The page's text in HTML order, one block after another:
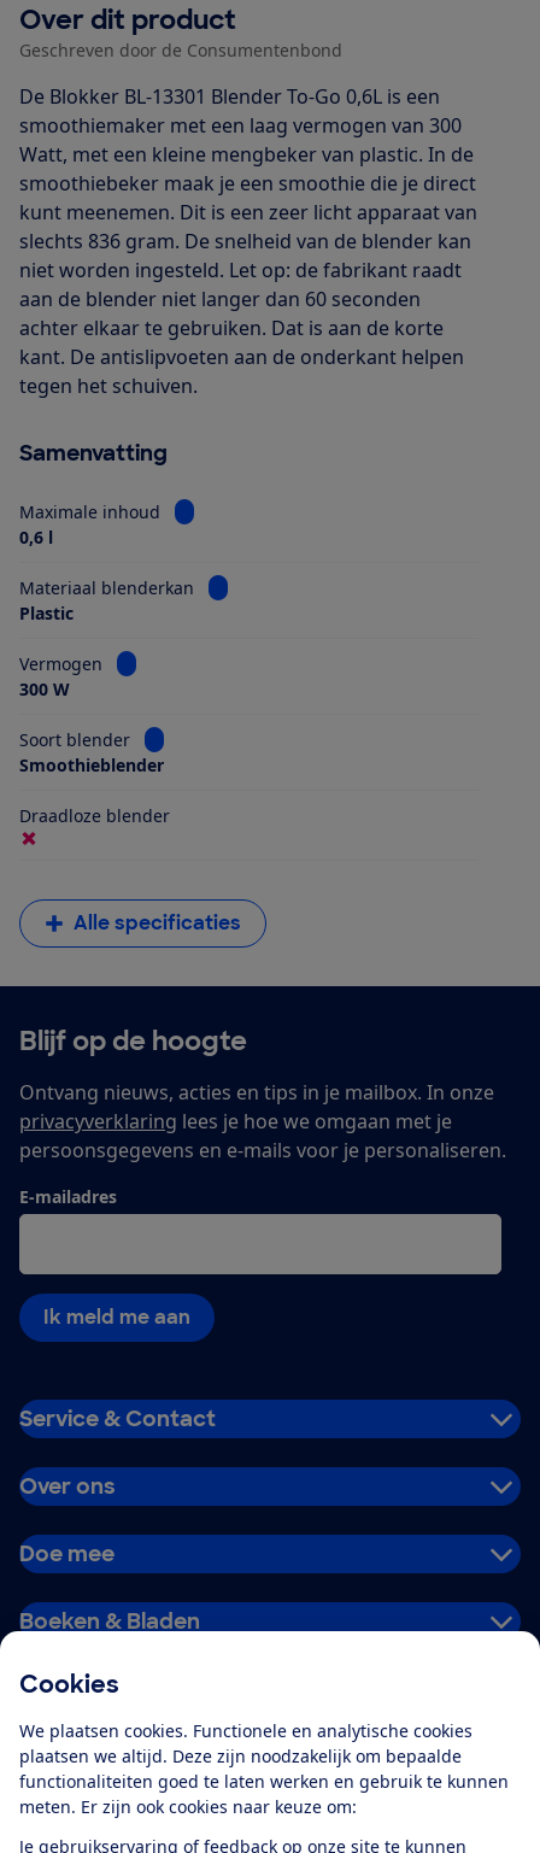
Cookies
We plaatsen cookies. Functionele en analytische cookies
plaatsen we altijd. Deze zijn noodzakelijk om bepaalde
functionaliteiten goed te laten werken en gebruik te kunnen
meten. Er zijn ook cookies naar keuze om:
Je gebruikservaring of feedback op onze site te kunnen
Over dit product
Geschreven door de Consumentenbond
De Blokker BL-13301 Blender To-Go 0,6L is een
smoothiemaker met een laag vermogen van 300
Watt, met een kleine mengbeker van plastic. In de
smoothiebeker maak je een smoothie die je direct
kunt meenemen. Dit is een zeer licht apparaat van
slechts 836 gram. De snelheid van de blender kan
niet worden ingesteld. Let op: de fabrikant raadt
aan de blender niet langer dan 60 seconden
achter elkaar te gebruiken. Dat is aan de korte
kant. De antislipvoeten aan de onderkant helpen
tegen het schuiven.
Samenvatting
Maximale inhoud
Bekijk informatie voor Maximale inhoud
0,6 l
Materiaal blenderkan
Bekijk informatie voor Materiaal
Plastic
Vermogen
Bekijk informatie voor Vermogen
300 W
Soort blender
Bekijk informatie voor Soort blender
Smoothieblender
Draadloze blender
Alle specificaties
Blijf op de hoogte
Ontvang nieuws, acties en tips in je mailbox. In onze
privacyverklaring lees je hoe we omgaan met je
persoonsgegevens en e-mails voor je personaliseren.
E-mailadres
Ik meld me aan
Service & Contact
Over ons
Doe mee
Boeken & Bladen
Alles over de